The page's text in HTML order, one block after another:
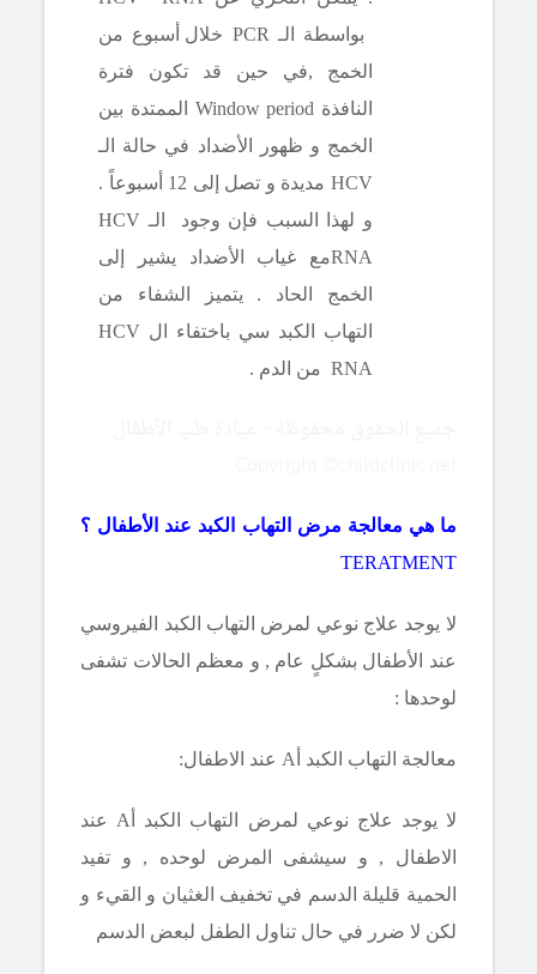
بواسطة الـ PCR خلال أسبوع من
الخمج ,في حين قد تكون فترة
النافذة Window period الممتدة بين
الخمج و ظهور الأضداد في حالة الـ
HCV
مديدة و تصل إلى 12 أسبوعاً .
و لهذا السبب فإن وجود
الـ HCV
RNAمع غياب الأضداد يشير إلى
الخمج الحاد . يتميز الشفاء من
التهاب الكبد سي باختفاء ال HCV
RNA من الدم .
ما هي معالجة مرض التهاب الكبد عند الأطفال ؟
TERATMENT
لا يوجد علاج نوعي لمرض التهاب الكبد الفيروسي
عند الأطفال بشكلٍ عام , و معظم الحالات تشفى
لوحدها :
معالجة التهاب الكبد عند الاطفال:
لا يوجد علاج نوعي لمرض التهاب الكبد
عند
الاطفال , و سيشفى المرض لوحده , و تفيد
الحمية قليلة الدسم في تخفيف الغثيان و القيء و
لكن لا ضرر في حال تناول الطفل لبعض الدسم